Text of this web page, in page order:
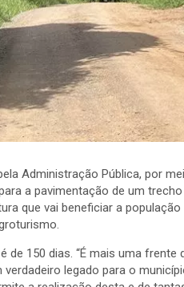
Administração Pública, por
a pavimentação de um
que vai beneficiar a
de 150 dias. “É mais uma
verdadeiro legado para o